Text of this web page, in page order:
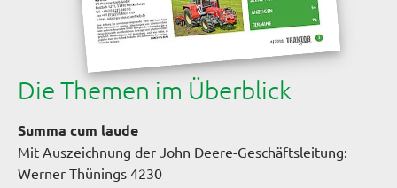
Die Themen im Überblick
Summa cum laude
Mit Auszeichnung der John Deere-Geschäftsleitung:
Werner Thünings 4230